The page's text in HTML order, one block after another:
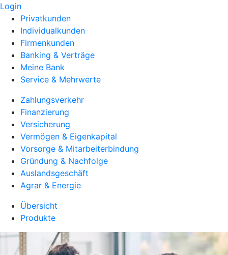
Login
Privatkunden
Individualkunden
Firmenkunden
Banking & Verträge
Meine Bank
Service & Mehrwerte
Zahlungsverkehr
Finanzierung
Versicherung
Vermögen & Eigenkapital
Vorsorge & Mitarbeiterbindung
Gründung & Nachfolge
Auslandsgeschäft
Agrar & Energie
Übersicht
Produkte